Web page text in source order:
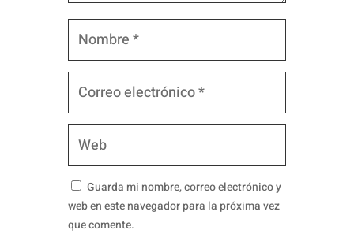
Guarda mi nombre, correo electrónico y
web en este navegador para la próxima vez
que comente.